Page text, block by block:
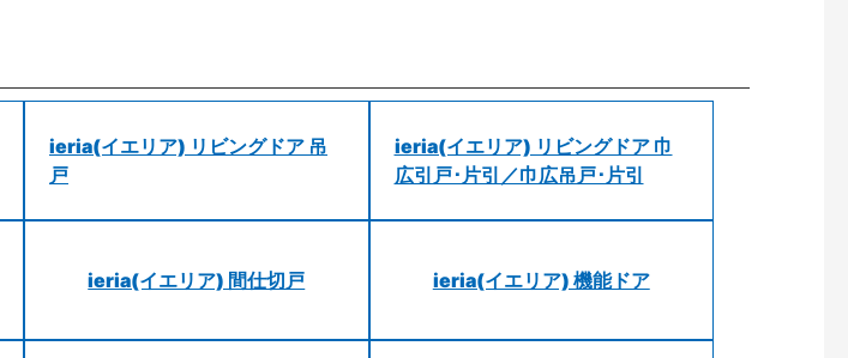
ieria(イエリア) リビングドア 吊
戸
ieria(イエリア) リビングドア 巾
広引戸･片引／巾広吊戸･片引
ieria(イエリア) 間仕切戸 ieria(イエリア) 機能ドア